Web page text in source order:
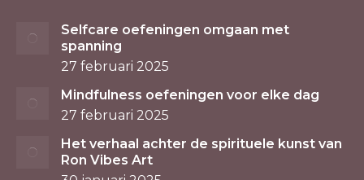
Selfcare oefeningen omgaan met
spanning
27 februari 2025
Mindfulness oefeningen voor elke dag
27 februari 2025
Het verhaal achter de spirituele kunst van
Ron Vibes Art